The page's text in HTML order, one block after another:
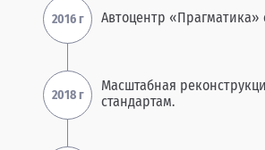
Автоцентр
Масштабная
стандартам.